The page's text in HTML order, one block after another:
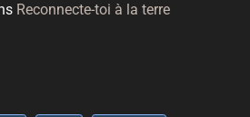
Reconnecte-toi à la terre